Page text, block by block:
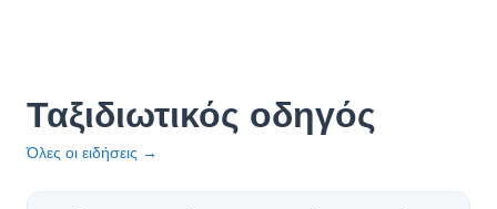
Ταξιδιωτικός οδηγός
Όλες οι ειδήσεις →